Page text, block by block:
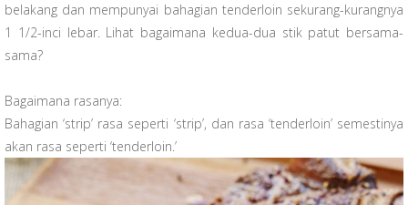
belakang dan mempunyai bahagian tenderloin sekurang-kurangnya
1 1/2-inci lebar. Lihat bagaimana kedua-dua stik patut bersama-
sama?
Bagaimana rasanya:
Bahagian ‘strip’ rasa seperti ‘strip’, dan rasa ‘tenderloin’ semestinya
akan rasa seperti ‘tenderloin.’